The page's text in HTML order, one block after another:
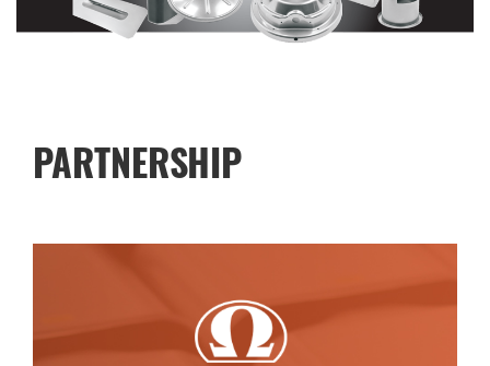
PARTNERSHIP